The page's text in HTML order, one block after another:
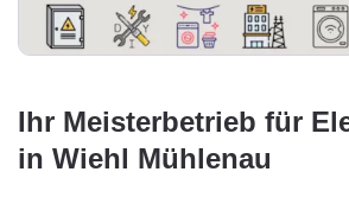
Ihr Meisterbetrieb für
in Wiehl Mühlenau